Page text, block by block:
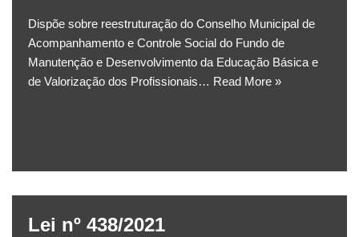
Dispõe sobre reestruturação do Conselho Municipal de
Acompanhamento e Controle Social do Fundo de
Manutenção e Desenvolvimento da Educação Básica e
de Valorização dos Profissionais… Read More »
Lei nº 438/2021